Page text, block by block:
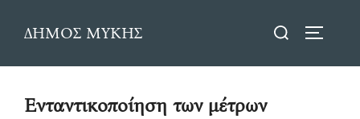
ΔΗΜΟΣ ΜΥΚΗΣ
Search
Ενταντικοποίηση των μέτρων